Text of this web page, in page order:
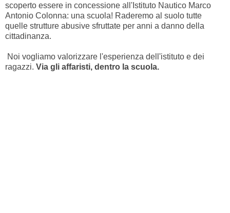
scoperto essere in concessione all'Istituto Nautico Marco
Antonio Colonna: una scuola! Raderemo al suolo tutte
quelle strutture abusive sfruttate per anni a danno della
cittadinanza.
Noi vogliamo valorizzare l'esperienza dell'istituto e dei
ragazzi. Via gli affaristi, dentro la scuola.